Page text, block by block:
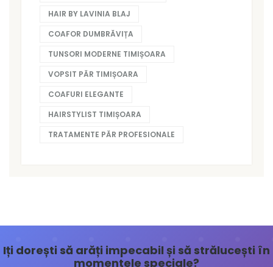
HAIR BY LAVINIA BLAJ
COAFOR DUMBRĂVIȚA
TUNSORI MODERNE TIMIȘOARA
VOPSIT PĂR TIMIȘOARA
COAFURI ELEGANTE
HAIRSTYLIST TIMIȘOARA
TRATAMENTE PĂR PROFESIONALE
Iți dorești să arăți impecabil și să strălucești în
momentele speciale?